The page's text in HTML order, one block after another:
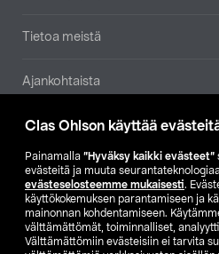
Clas Ohlson käyttää
Painamalla ”Hyväksy kaikki evästeet”
evästeitä ja muuta
evästeselosteemme mukaisesti.
käyttökokemuksen parantamiseen ja
mainonnan kohdentamiseen.
välttämättömät, toiminnalliset,
Välttämättömiin evästeisiin ei tarvita
Tietoa meistä
Ajankohtaista
Muut yrityksemme
Etsi
SE NO
FI